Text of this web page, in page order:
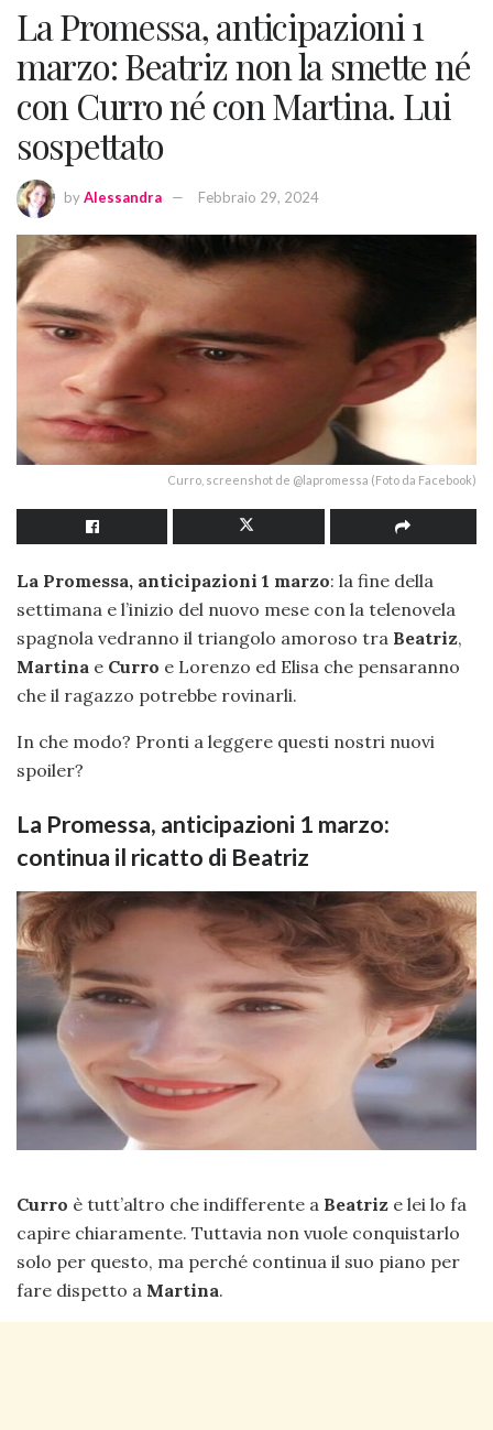
La Promessa, anticipazioni 1
marzo: Beatriz non la smette né
con Curro né con Martina. Lui
sospettato
byAlessandra Febbraio 29, 2024
Curro, screenshot de @lapromessa (Foto da Facebook)
La Promessa, anticipazioni 1 marzo: la fine della
settimana e l’inizio del nuovo mese con la telenovela
spagnola vedranno il triangolo amoroso tra Beatriz,
Martina e Curro e Lorenzo ed Elisa che pensaranno
che il ragazzo potrebbe rovinarli.
In che modo? Pronti a leggere questi nostri nuovi
spoiler?
La Promessa, anticipazioni 1 marzo:
continua il ricatto di Beatriz
Curro è tutt’altro che indifferente a Beatriz e lei lo fa
capire chiaramente. Tuttavia non vuole conquistarlo
solo per questo, ma perché continua il suo piano per
fare dispetto a Martina.